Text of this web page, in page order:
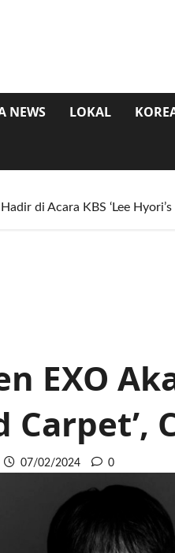
NEWS LOKAL
di Acara KBS ‘Lee
EXO
Carpet’,
07/02/2024 0